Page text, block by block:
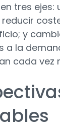
tres
reducir
y
a la
cada vez